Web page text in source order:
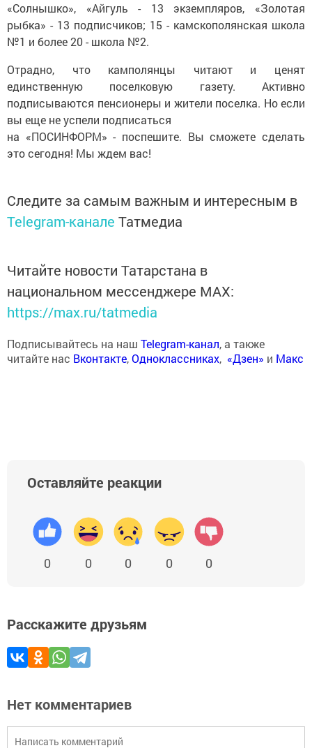
«Солнышко», «Айгуль - 13 экземпляров, «Золотая
рыбка» - 13 подписчиков; 15 - камскополянская школа
№1 и более 20 - школа №2.
Отрадно, что камполянцы читают и ценят
единственную поселковую газету. Активно
подписываются пенсионеры и жители поселка. Но если
вы еще не успели подписаться
на «ПОСИНФОРМ» - поспешите. Вы сможете сделать
это сегодня! Мы ждем вас!
Следите за самым важным и интересным в
Telegram-канале Татмедиа
Читайте новости Татарстана в
национальном мессенджере MАХ:
https://max.ru/tatmedia
Подписывайтесь на наш Telegram-канал, а также
читайте нас Вконтакте,Одноклассниках, «Дзен» и Макс
Оставляйте реакции
0 0 0 0 0
Расскажите друзьям
Нет комментариев